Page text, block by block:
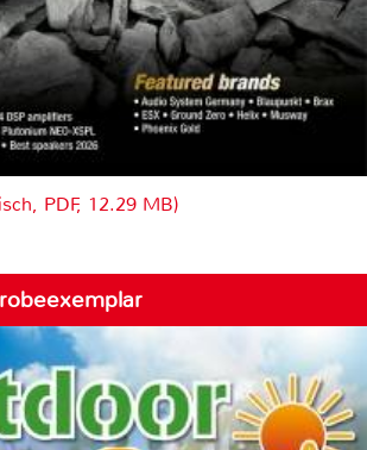
PDF, 12.29 MB)